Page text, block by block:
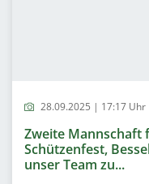
28.09.2025 | 17:17 Uhr
Zweite Mannschaft
Schützenfest,
unser Team zu...